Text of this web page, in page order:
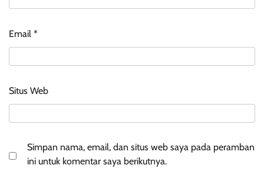
Email *
Situs Web
Simpan nama, email, dan situs web saya pada peramban
ini untuk komentar saya berikutnya.